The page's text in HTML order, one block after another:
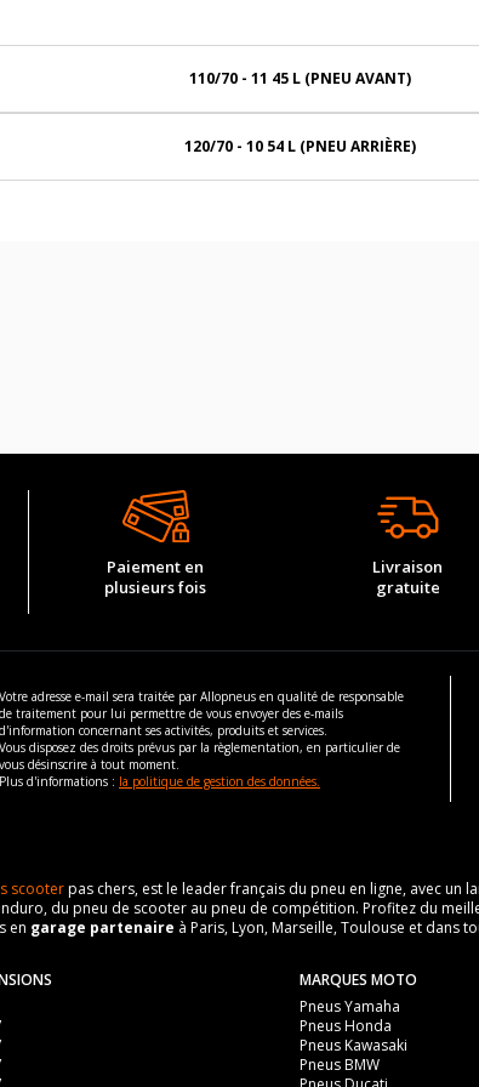
110/70 - 11 45 L (PNEU AVANT)
120/70 - 10 54 L (PNEU ARRIÈRE)
Paiement en
plusieurs fois
Livraison
gratuite
Votre adresse e-mail sera traitée par Allopneus en qualité de responsable
de traitement pour lui permettre de vous envoyer des e-mails
d'information concernant ses activités, produits et services.
Vous disposez des droits prévus par la règlementation, en particulier de
vous désinscrire à tout moment.
Plus d'informations : la politique de gestion des données.
scooterpas chers, est le leader français du pneu en ligne, avec un
du pneu de scooter au pneu de compétition. Profitez du
en garage partenaire à Paris, Lyon, Marseille, Toulouse et dans
MARQUES MOTO
Pneus Yamaha
Pneus Honda
Pneus Kawasaki
Pneus BMW